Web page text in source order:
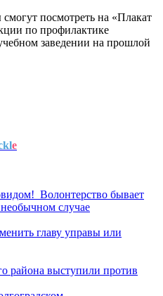
посмотреть на «Плакат
по профилактике
заведении на прошлой
e
Волонтерство бывает
случае
главу управы или
района выступили против